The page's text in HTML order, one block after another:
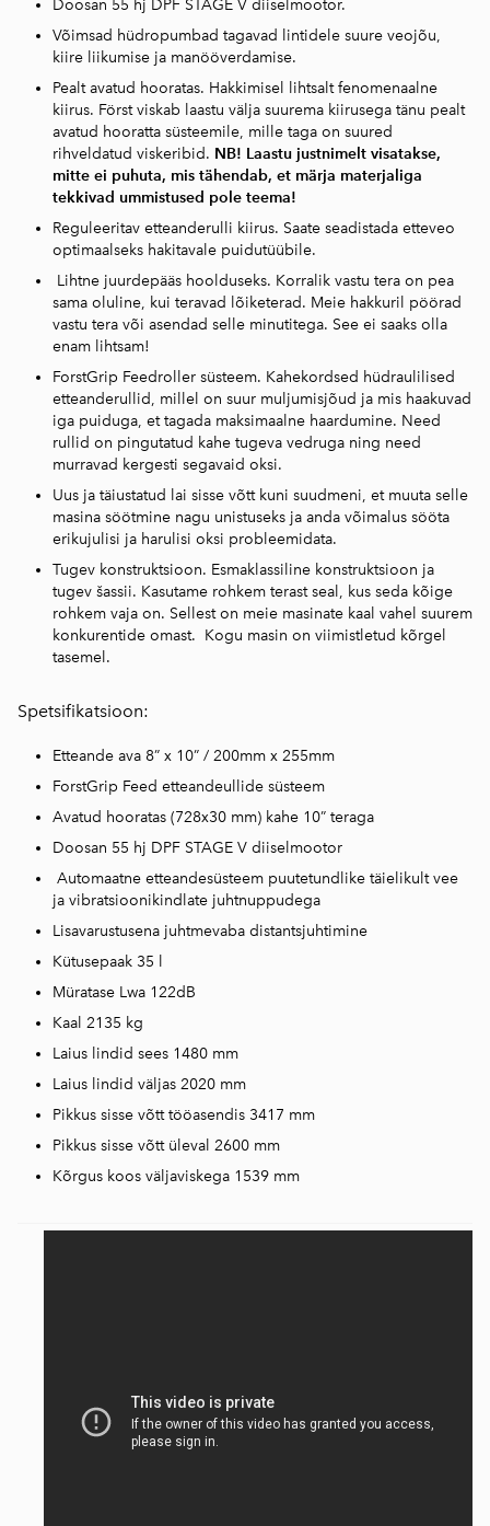
Doosan 55 hj DPF STAGE V diiselmootor.
Võimsad hüdropumbad tagavad lintidele suure veojõu,
kiire liikumise ja manööverdamise.
Pealt avatud hooratas. Hakkimisel lihtsalt fenomenaalne
kiirus. Först viskab laastu välja suurema kiirusega tänu pealt
avatud hooratta süsteemile, mille taga on suured
rihveldatud viskeribid. NB! Laastu justnimelt visatakse,
mitte ei puhuta, mis tähendab, et märja materjaliga
tekkivad ummistused pole teema!
Reguleeritav etteanderulli kiirus. Saate seadistada etteveo
optimaalseks hakitavale puidutüübile.
Lihtne juurdepääs hoolduseks. Korralik vastu tera on pea
sama oluline, kui teravad lõiketerad. Meie hakkuril pöörad
vastu tera või asendad selle minutitega. See ei saaks olla
enam lihtsam!
ForstGrip Feedroller süsteem. Kahekordsed hüdraulilised
etteanderullid, millel on suur muljumisjõud ja mis haakuvad
iga puiduga, et tagada maksimaalne haardumine. Need
rullid on pingutatud kahe tugeva vedruga ning need
murravad kergesti segavaid oksi.
Uus ja täiustatud lai sisse võtt kuni suudmeni, et muuta selle
masina söötmine nagu unistuseks ja anda võimalus sööta
erikujulisi ja harulisi oksi probleemidata.
Tugev konstruktsioon. Esmaklassiline konstruktsioon ja
tugev šassii. Kasutame rohkem terast seal, kus seda kõige
rohkem vaja on. Sellest on meie masinate kaal vahel suurem
konkurentide omast. Kogu masin on viimistletud kõrgel
tasemel.
Spetsifikatsioon:
Etteande ava 8” x 10” / 200mm x 255mm
ForstGrip Feed etteandeullide süsteem
Avatud hooratas (728x30 mm) kahe 10” teraga
Doosan 55 hj DPF STAGE V diiselmootor
Automaatne etteandesüsteem puutetundlike täielikult vee
ja vibratsioonikindlate juhtnuppudega
Lisavarustusena juhtmevaba distantsjuhtimine
Kütusepaak 35 l
Müratase Lwa 122dB
Kaal 2135 kg
Laius lindid sees 1480 mm
Laius lindid väljas 2020 mm
Pikkus sisse võtt tööasendis 3417 mm
Pikkus sisse võtt üleval 2600 mm
Kõrgus koos väljaviskega 1539 mm